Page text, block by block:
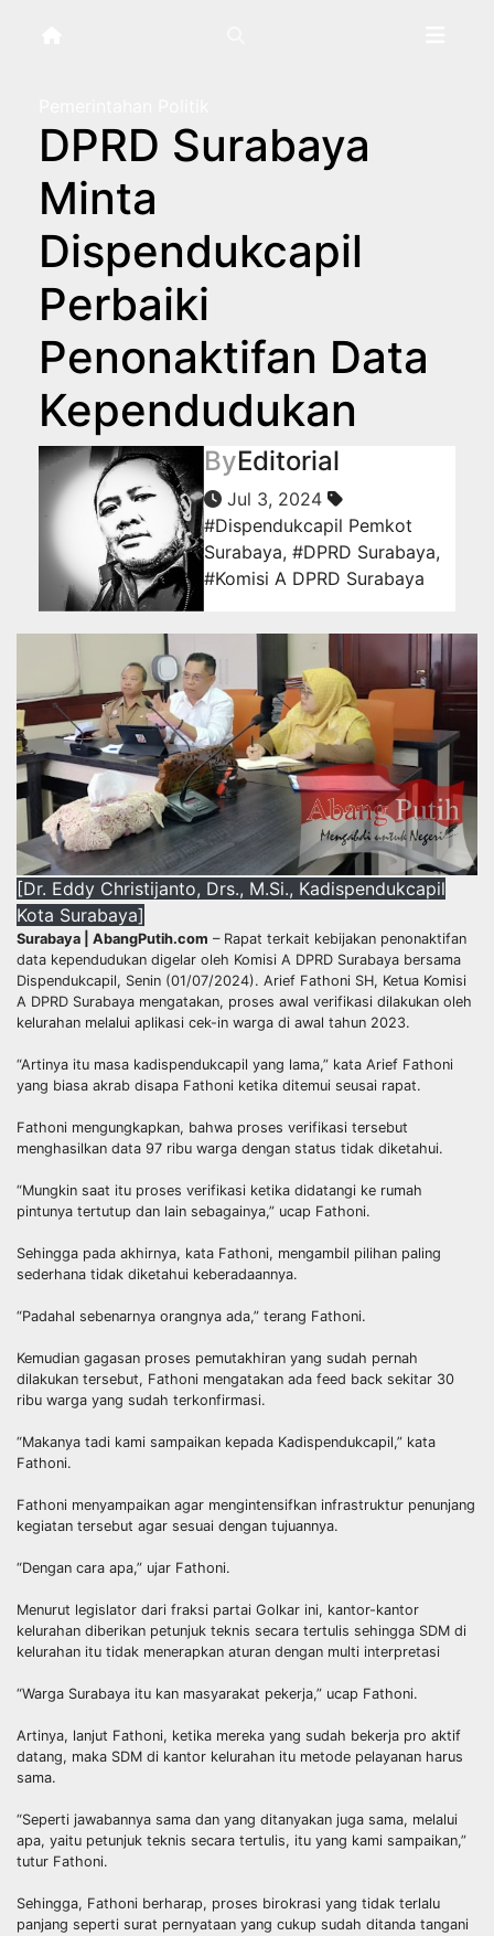
DPRD Surabaya
Minta
Dispendukcapil
Perbaiki
Penonaktifan Data
Kependudukan
ByEditorial
Jul 3, 2024
#Dispendukcapil Pemkot
Surabaya, #DPRD Surabaya,
#Komisi A DPRD Surabaya
[Dr. Eddy Christijanto, Drs., M.Si., Kadispendukcapil
Kota Surabaya]
Surabaya | AbangPutih.com – Rapat terkait kebijakan penonaktifan
data kependudukan digelar oleh Komisi A DPRD Surabaya bersama
Dispendukcapil, Senin (01/07/2024). Arief Fathoni SH, Ketua Komisi
A DPRD Surabaya mengatakan, proses awal verifikasi dilakukan oleh
kelurahan melalui aplikasi cek-in warga di awal tahun 2023.
“Artinya itu masa kadispendukcapil yang lama,” kata Arief Fathoni
yang biasa akrab disapa Fathoni ketika ditemui seusai rapat.
Fathoni mengungkapkan, bahwa proses verifikasi tersebut
menghasilkan data 97 ribu warga dengan status tidak diketahui.
“Mungkin saat itu proses verifikasi ketika didatangi ke rumah
pintunya tertutup dan lain sebagainya,” ucap Fathoni.
Sehingga pada akhirnya, kata Fathoni, mengambil pilihan paling
sederhana tidak diketahui keberadaannya.
“Padahal sebenarnya orangnya ada,” terang Fathoni.
Kemudian gagasan proses pemutakhiran yang sudah pernah
dilakukan tersebut, Fathoni mengatakan ada feed back sekitar 30
ribu warga yang sudah terkonfirmasi.
“Makanya tadi kami sampaikan kepada Kadispendukcapil,” kata
Fathoni.
Fathoni menyampaikan agar mengintensifkan infrastruktur penunjang
kegiatan tersebut agar sesuai dengan tujuannya.
“Dengan cara apa,” ujar Fathoni.
Menurut legislator dari fraksi partai Golkar ini, kantor-kantor
kelurahan diberikan petunjuk teknis secara tertulis sehingga SDM di
kelurahan itu tidak menerapkan aturan dengan multi interpretasi
“Warga Surabaya itu kan masyarakat pekerja,” ucap Fathoni.
Artinya, lanjut Fathoni, ketika mereka yang sudah bekerja pro aktif
datang, maka SDM di kantor kelurahan itu metode pelayanan harus
sama.
“Seperti jawabannya sama dan yang ditanyakan juga sama, melalui
apa, yaitu petunjuk teknis secara tertulis, itu yang kami sampaikan,”
tutur Fathoni.
Sehingga, Fathoni berharap, proses birokrasi yang tidak terlalu
panjang seperti surat pernyataan yang cukup sudah ditanda tangani